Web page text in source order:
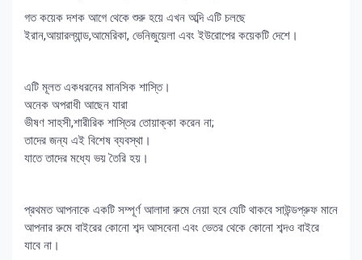
গত কয়েক দশক আগে থেকে শুরু হয়ে এখন অব্দি এটি চলছে
ইরান,আয়ারল্যান্ড,আমেরিকা, ভেনিজুয়েলা এবং ইউরোপের কয়েকটি দেশে।
এটি মূলত একধরনের মানসিক শাস্তি।
অনেক অপরাধী আছেন যারা
ভীষণ সাহসী,শারীরিক শাস্তির তোয়াক্কা করেন না;
তাদের জন্য এই বিশেষ ব্যবস্থা।
যাতে তাদের মধ্যে ভয় তৈরি হয়।
প্রথমত আপনাকে একটি সম্পূর্ণ আলাদা রুমে নেয়া হবে যেটি থাকবে সাউন্ডপ্রুফ মানে
আপনার রুমে বাইরের কোনো শব্দ আসবেনা এবং ভেতর থেকে কোনো শব্দও বাইরে
যাবে না।